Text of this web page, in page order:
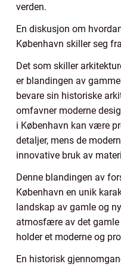
verden.
En diskusjon om
København skiller seg
Det som skiller
er blandingen av
bevare sin historiske
omfavner moderne
i København kan være
detaljer, mens de
innovative bruk av
Denne blandingen av
København en unik
landskap av gamle og
atmosfære av det gamle
holder et moderne og
En historisk